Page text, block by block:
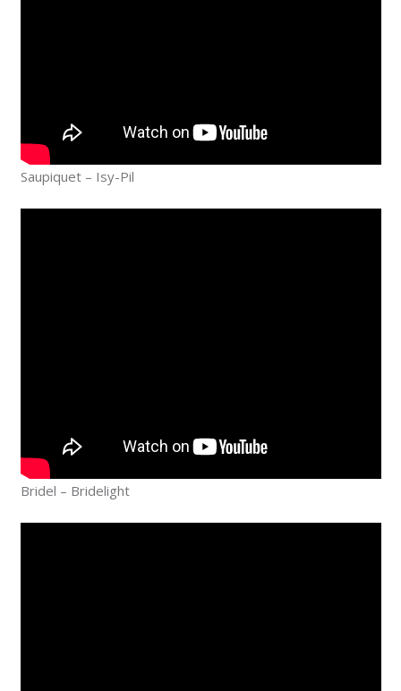
Saupiquet – Isy-Pil
Bridel – Bridelight